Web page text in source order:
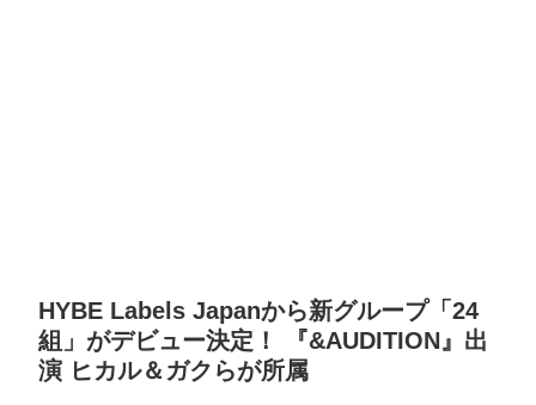
HYBE Labels Japanから新グループ「24
組」がデビュー決定！ 『&AUDITION』出
演 ヒカル＆ガクらが所属